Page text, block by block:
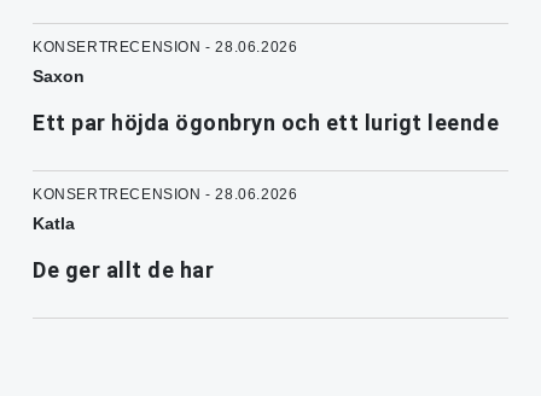
KONSERTRECENSION - 28.06.2026
Saxon
Ett par höjda ögonbryn och ett lurigt leende
KONSERTRECENSION - 28.06.2026
Katla
De ger allt de har